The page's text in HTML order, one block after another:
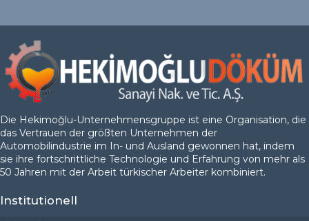
Die Hekimoğlu-Unternehmensgruppe ist eine Organisation, die
das Vertrauen der größten Unternehmen der
Automobilindustrie im In- und Ausland gewonnen hat, indem
sie ihre fortschrittliche Technologie und Erfahrung von mehr als
50 Jahren mit der Arbeit türkischer Arbeiter kombiniert.
Institutionell